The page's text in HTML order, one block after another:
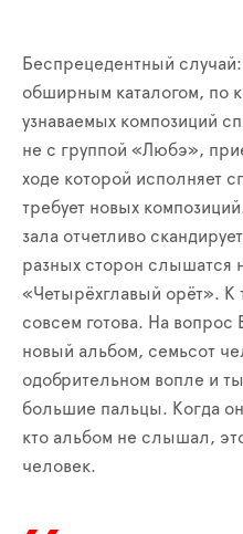
Беспрецедентный
обширным каталогом, по
узнаваемых композиций
не с группой «Любэ»,
ходе которой исполняет
требует новых
зала отчетливо
разных сторон слышатся
«Четырёхглавый орёт». К
совсем готова. На
новый альбом, семьсот
одобрительном вопле и
большие пальцы. Когда
кто альбом не слышал,
человек.